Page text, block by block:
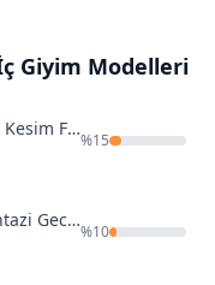
Giyim Modelleri
Bella Notte Lacivert Asimetrik Kesim Fırfırlı Gecelik 15620
%15
Transparan Dantelli Uzun Fantazi Gecelik Venlisa V2500
%10